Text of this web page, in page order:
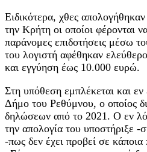
Ειδικότερα, χθες
την Κρήτη οι οποίοι φέρονται
παράνομες επιδοτήσεις
του λογιστή αφέθηκαν
και εγγύηση έως 10.000 ευρώ.
Στη υπόθεση εμπλέκεται και εν
Δήμο του Ρεθύμνου, ο οποίος
δηλώσεων από το 2021. Ο εν
την απολογία του υποστήριξε
-πως δεν έχει προβεί σε